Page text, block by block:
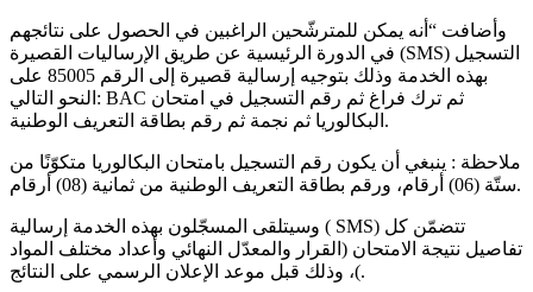
وأضافت “أنه يمكن للمترشّحين الراغبين في الحصول على نتائجهم
في الدورة الرئيسية عن طريق الإرساليات القصيرة (SMS) التسجيل
بهذه الخدمة وذلك بتوجيه إرسالية قصيرة إلى الرقم 85005 على
النحو التالي: BAC ثم ترك فراغ ثم رقم التسجيل في امتحان
البكالوريا ثم نجمة ثم رقم بطاقة التعريف الوطنية.
ملاحظة : ينبغي أن يكون رقم التسجيل بامتحان البكالوريا متكوّنًا من
ستّة (06) أرقام، ورقم بطاقة التعريف الوطنية من ثمانية (08) أرقام.
وسيتلقى المسجّلون بهذه الخدمة إرسالية ( SMS) تتضمّن كل
تفاصيل نتيجة الامتحان (القرار والمعدّل النهائي وأعداد مختلف المواد
)، وذلك قبل موعد الإعلان الرسمي على النتائج.